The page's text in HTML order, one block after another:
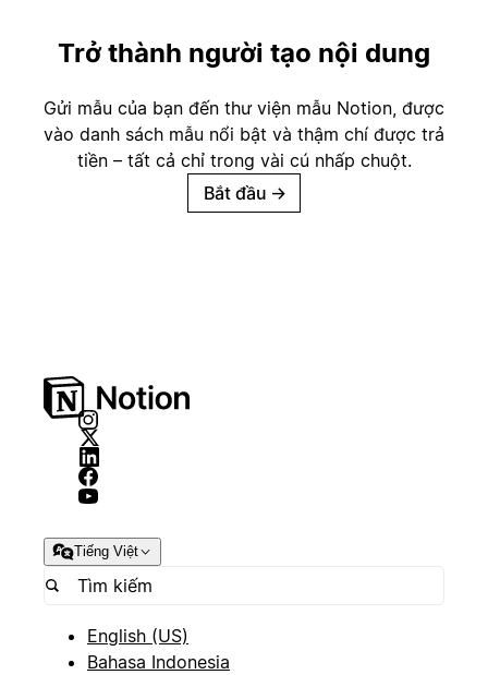
Trở thành người tạo nội dung
Gửi mẫu của bạn đến thư viện mẫu Notion, được
vào danh sách mẫu nổi bật và thậm chí được trả
tiền – tất cả chỉ trong vài cú nhấp chuột.
Bắt đầu →
Tiếng Việt
English (US)
Bahasa Indonesia